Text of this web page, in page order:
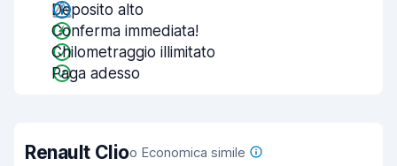
Deposito alto
Conferma immediata!
Chilometraggio illimitato
Paga adesso
Renault Clioo Economica simile